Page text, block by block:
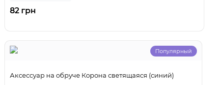
82 грн
Популярный
Аксессуар на обруче Корона светящаяся (синий)